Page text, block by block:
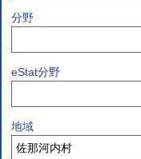
分野
eStat分野
地域